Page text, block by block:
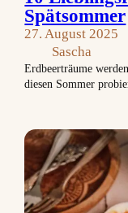
Spätsommer
27. August 2025
Sascha
Erdbeerträume
diesen Sommer